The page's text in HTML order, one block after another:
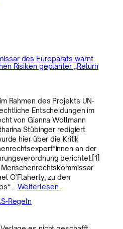
des Europarats warnt
Risiken geplanter „Return
Rahmen des Projekts UN-
Entscheidungen im
von Gianna Wollmann
Stübinger redigiert.
hier über die Kritik
an der
berichtet.[1]
O’Flaherty, zu den
Weiterlesen..
Regeln